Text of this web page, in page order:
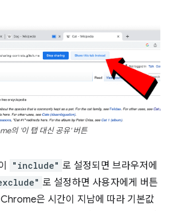
의 '이 탭 대신 공유' 버튼
"include" 로 설정되면 브라우저에
로 설정하면 사용자에게 버튼
은 시간이 지남에 따라 기본값